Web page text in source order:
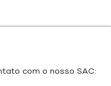
com o nosso SAC: